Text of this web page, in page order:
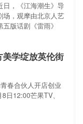
日，《江海潮生》导
场，观摩由北京人艺
版话剧《雷雨》
美学绽放英伦街
春合伙人开店创业
日12:00芒果TV、